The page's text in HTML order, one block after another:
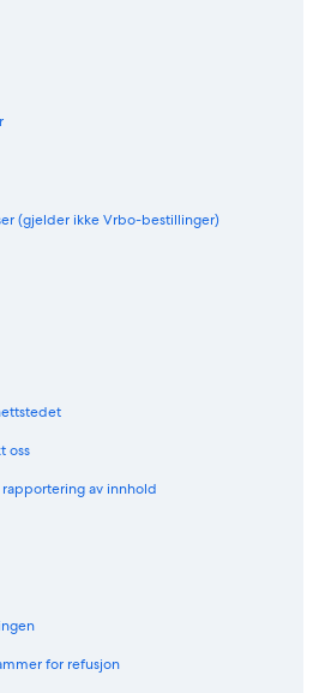
(gjelder ikke Vrbo-bestillinger)
oss
av innhold
for refusjon